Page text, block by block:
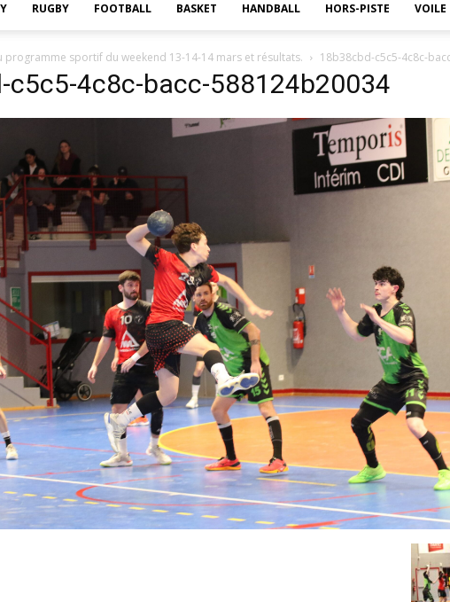
RUGBY FOOTBALL BASKET HANDBALL HORS-PISTE VOILE
programme sportif du weekend 13-14-14 mars et résultats. 18b38cbd-c5c5-4c8c-
c5c5-4c8c-bacc-588124b20034